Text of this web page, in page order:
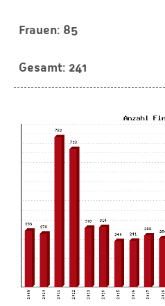
85
241